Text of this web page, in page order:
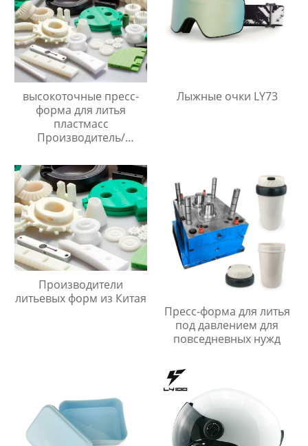
высокоточные пресс-
форма для литья
пластмасс
Производитель/
Лыжные очки LY73
Производители
литьевых форм из Китая
Пресс-форма для литья
под давлением для
повседневных нужд